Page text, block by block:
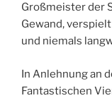
Großmeister der
Gewand,
und niemals
In Anlehnung an
Fantastischen